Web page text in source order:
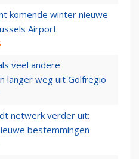
komende winter nieuwe
Airport
veel andere
langer weg uit Golfregio
netwerk verder uit:
bestemmingen